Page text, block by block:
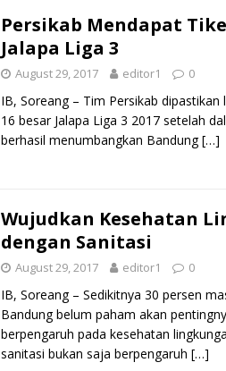
Persikab Mendapat
Jalapa Liga 3
August 29, 2017 editor1 0
IB, Soreang – Tim Persikab
16 besar Jalapa Liga 3 2017 setelah
berhasil menumbangkan Bandung[…]
Wujudkan Kesehatan
dengan Sanitasi
August 29, 2017 editor1 0
IB, Soreang – Sedikitnya 30 persen
Bandung belum paham akan
berpengaruh pada kesehatan
sanitasi bukan saja berpengaruh […]